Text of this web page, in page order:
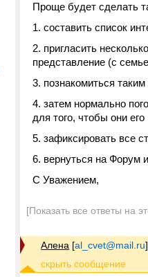
Проще будет сделать
составить список
пригласить
представление (с
познакомиться
затем нормально
для того, чтобы они его
зафиксировать все
вернуться на Форум
С Уважением,
[Показать все ответы на
Алена [al_cvet@mail.ru]